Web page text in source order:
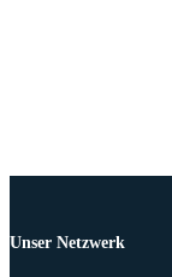
Unser Netzwerk